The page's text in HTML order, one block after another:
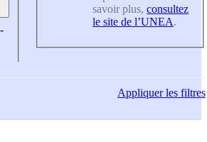
savoir plus, consultez
le site de l’UNEA.
Appliquerles filtres